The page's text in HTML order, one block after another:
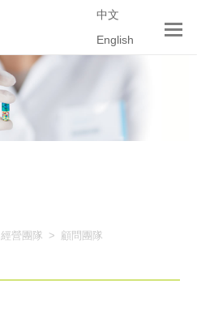
中文
English
經營團隊 > 顧問團隊